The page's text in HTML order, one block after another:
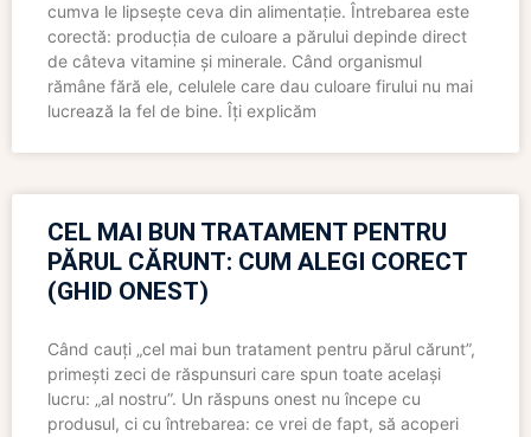
cumva le lipsește ceva din alimentație. Întrebarea este
corectă: producția de culoare a părului depinde direct
de câteva vitamine și minerale. Când organismul
rămâne fără ele, celulele care dau culoare firului nu mai
lucrează la fel de bine. Îți explicăm
CEL MAI BUN TRATAMENT PENTRU
PĂRUL CĂRUNT: CUM ALEGI CORECT
(GHID ONEST)
Când cauți „cel mai bun tratament pentru părul cărunt”,
primești zeci de răspunsuri care spun toate același
lucru: „al nostru”. Un răspuns onest nu începe cu
produsul, ci cu întrebarea: ce vrei de fapt, să acoperi